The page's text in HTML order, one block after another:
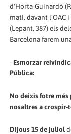
d'Horta-Guinardó
matí, davant l'OAC
(Lepant, 387) els
Barcelona farem
- Esmorzar
Pública:
No deixis fotre
nosaltres a crospir-
Dijous 15 de juliol